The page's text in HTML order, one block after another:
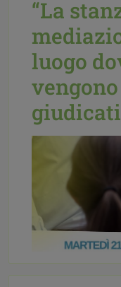
“La
luogo